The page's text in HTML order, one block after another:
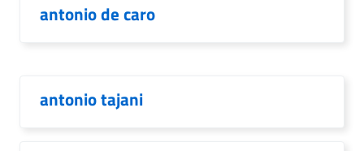
antonio de caro
antonio tajani